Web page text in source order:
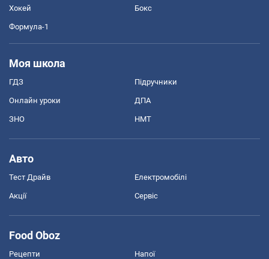
Хокей Бокс
Формула-1
Моя школа
ГДЗ Підручники
Онлайн уроки ДПА
ЗНО НМТ
Авто
Тест Драйв Електромобілі
Акції Сервіс
Food Oboz
Рецепти Напої